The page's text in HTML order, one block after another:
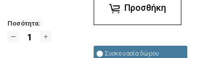
Ποσότητα:
Προσθήκη
Συσκευασία δώρου